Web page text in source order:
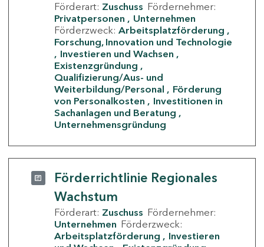
Förderart: Zuschuss Fördernehmer:
Privatpersonen
Unternehmen
Förderzweck: Arbeitsplatzförderung
Forschung, Innovation und Technologie
Investieren und Wachsen
Existenzgründung
Qualifizierung/Aus- und
Weiterbildung/Personal
Förderung
von Personalkosten
Investitionen in
Sachanlagen und Beratung
Unternehmensgründung
Förderrichtlinie Regionales
Wachstum
Förderart: Zuschuss Fördernehmer:
Unternehmen Förderzweck:
Arbeitsplatzförderung
Investieren